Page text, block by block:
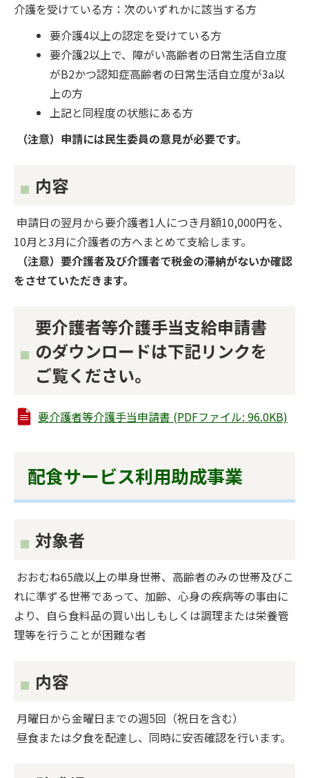
介護を受けている方：次のいずれかに該当する方
要介護4以上の認定を受けている方
要介護2以上で、障がい高齢者の日常生活自立度
がB2かつ認知症高齢者の日常生活自立度が3a以
上の方
上記と同程度の状態にある方
（注意）申請には民生委員の意見が必要です。
内容
申請日の翌月から要介護者1人につき月額10,000円を、
10月と3月に介護者の方へまとめて支給します。
（注意）要介護者及び介護者で税金の滞納がないか確認
をさせていただきます。
要介護者等介護手当支給申請書
のダウンロードは下記リンクを
ご覧ください。
要介護者等介護手当申請書 (PDFファイル: 96.0KB)
配食サービス利用助成事業
対象者
おおむね65歳以上の単身世帯、高齢者のみの世帯及びこ
れに準ずる世帯であって、加齢、心身の疾病等の事由に
より、自ら食料品の買い出しもしくは調理または栄養管
理等を行うことが困難な者
内容
月曜日から金曜日までの週5回（祝日を含む）
昼食または夕食を配達し、同時に安否確認を行います。